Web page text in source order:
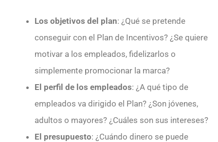
Los objetivos del plan: ¿Qué se pretende
conseguir con el Plan de Incentivos? ¿Se quiere
motivar a los empleados, fidelizarlos o
simplemente promocionar la marca?
El perfil de los empleados: ¿A qué tipo de
empleados va dirigido el Plan? ¿Son jóvenes,
adultos o mayores? ¿Cuáles son sus intereses?
El presupuesto: ¿Cuándo dinero se puede